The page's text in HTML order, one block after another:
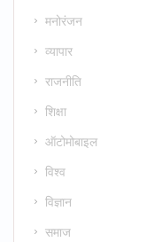
मनोरंजन
व्यापार
राजनीति
शिक्षा
ऑटोमोबाइल
विश्व
विज्ञान
समाज